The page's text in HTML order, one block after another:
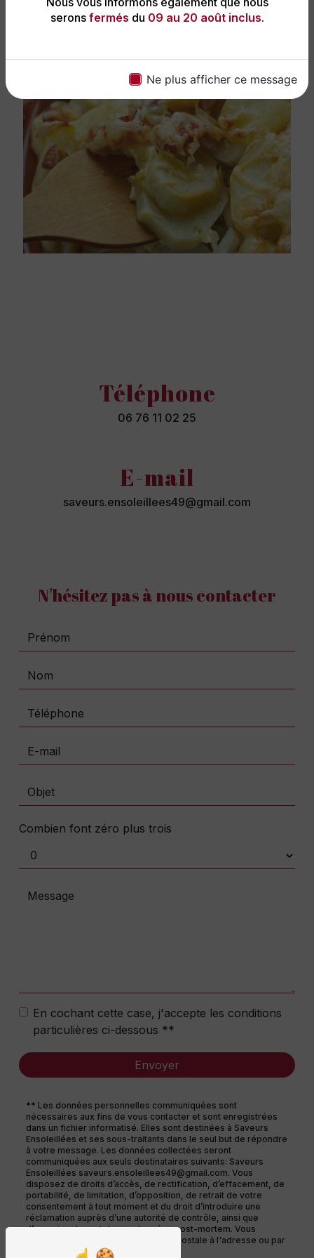
serons fermés du 09 au 20 août inclus.
Ne plus afficher ce message
Téléphone
06 76 11 02 25
E-mail
saveurs.ensoleillees49@gmail.com
N'hésitez pas à nous contacter
Combien font zéro plus trois
En cochant cette case, j'accepte les conditions
particulières ci-dessous **
Envoyer
** Les données personnelles communiquées sont
nécessaires aux fins de vous contacter et sont enregistrées
dans un fichier informatisé. Elles sont destinées à Saveurs
Ensoleillées et ses sous-traitants dans le seul but de répondre
à votre message. Les données collectées seront
communiquées aux seuls destinataires suivants: Saveurs
Ensoleillées saveurs.ensoleillees49@gmail.com. Vous
disposez de droits d’accès, de rectification, d’effacement, de
portabilité, de limitation, d’opposition, de retrait de votre
consentement à tout moment et du droit d’introduire une
réclamation auprès d’une autorité de contrôle, ainsi que
d’organiser le sort de vos données post-mortem. Vous
pouvez exercer ces droits par voie postale à l'adresse ou par
courrier électronique à l'adresse